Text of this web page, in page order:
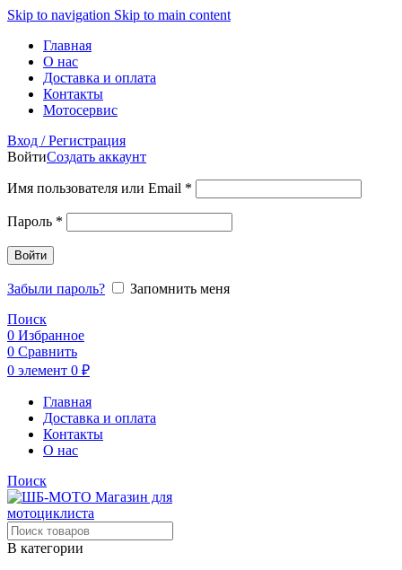
Skip to navigation Skip to main content
Главная
О нас
Доставка и оплата
Контакты
Мотосервис
Вход / Регистрация
ВойтиСоздать аккаунт
Имя пользователя или Email *
Пароль *
Войти
Забыли пароль?
Запомнить меня
Поиск
0 Избранное
0 Сравнить
0 элемент 0 ₽
Главная
Доставка и оплата
Контакты
О нас
Поиск
В категории